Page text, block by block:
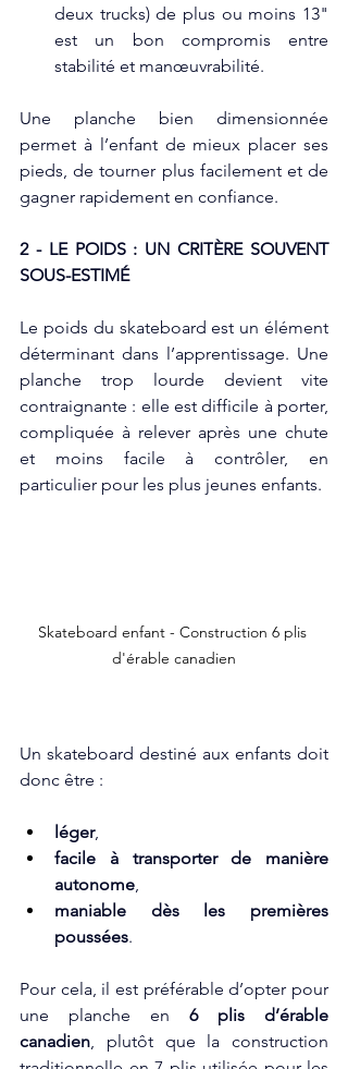
deux trucks) de plus ou moins 13"
est un bon compromis entre
stabilité et manœuvrabilité.
Une planche bien dimensionnée
permet à l’enfant de mieux placer ses
pieds, de tourner plus facilement et de
gagner rapidement en confiance.
2 - LE POIDS : UN CRITÈRE SOUVENT
SOUS-ESTIMÉ
Le poids du skateboard est un élément
déterminant dans l’apprentissage. Une
planche trop lourde devient vite
contraignante : elle est difficile à porter,
compliquée à relever après une chute
et moins facile à contrôler, en
particulier pour les plus jeunes enfants.
Skateboard enfant - Construction 6 plis
d'érable canadien
Un skateboard destiné aux enfants doit
donc être :
léger,
facile à transporter de manière
autonome,
maniable dès les premières
poussées.
Pour cela, il est préférable d’opter pour
une planche en 6 plis d’érable
canadien, plutôt que la construction